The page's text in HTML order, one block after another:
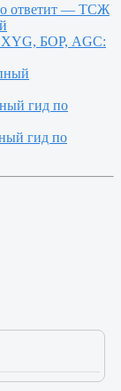
ответит — ТСЖ
XYG, БОР, AGC:
гид по
гид по